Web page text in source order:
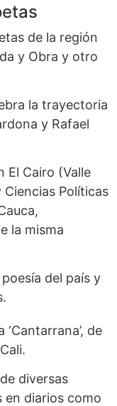
de la región
y Obra y otro
la trayectoria
y Rafael
El Cairo (Valle
Políticas
la misma
del país y
de
diversas
en diarios como